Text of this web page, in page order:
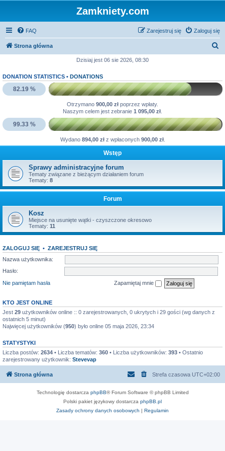
Zamkniety.com
FAQ Zaloguj się
Zarejestruj się
Strona główna
k
a
Dzisiaj jest 06 sie 2026, 08:30
DONATION STATISTICS • DONATIONS
82.19 %
Otrzymano 900,00 zł poprzez wpłaty.
Naszym celem jest zebranie 1 095,00 zł
99.33 %
Wydano 894,00 złz wpłaconych 900,00 zł.
Wstęp
Sprawy administracyjne forum
Tematy związane z bieżącym działaniem forum
Tematy: 8
Forum
Kosz
Miejsce na usunięte wątki - czyszczone okresowo
Tematy: 11
ZALOGUJ SIĘ • ZAREJESTRUJ SIĘ
Nazwa użytkownika:
Hasło:
Nie pamiętam hasła
Zapamiętaj mnie
KTO JEST ONLINE
Jest 29 użytkowników online :: 0 zarejestrowanych, 0 ukrytych i 29 gości (wg danych z
ostatnich 5 minut)
Najwięcej użytkowników (950) było online 05 maja 2026, 23:34
STATYSTYKI
Liczba postów: 2634 • Liczba tematów: 360 • Liczba użytkowników: 393 • Ostatnio
zarejestrowany użytkownik: Stevevap
Strona główna Strefa czasowa UTC+02:00
Technologię dostarcza phpBB® Forum Software © phpBB Limited
Polski pakiet językowy dostarcza phpBB.pl
Zasady ochrony danych osobowych | Regulamin